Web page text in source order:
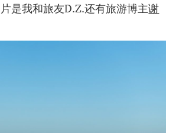
是我和旅友D.Z.还有旅游博主谢